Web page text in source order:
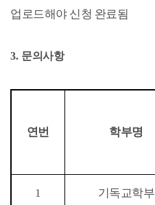
업로드해야 신청 완료됨
3. 문의사항
연번 학부명
1 기독교학부